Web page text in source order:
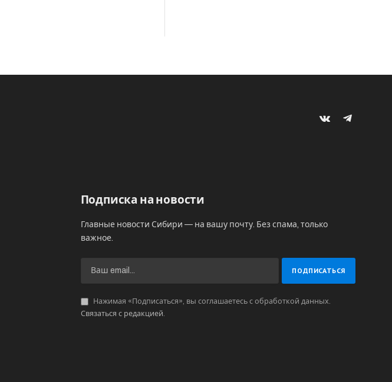
VKontakteTelegram
Подписка на новости
Главные новости Сибири — на вашу почту. Без спама, только
важное.
Нажимая «Подписаться», вы соглашаетесь с обработкой данных.
Связаться с редакцией